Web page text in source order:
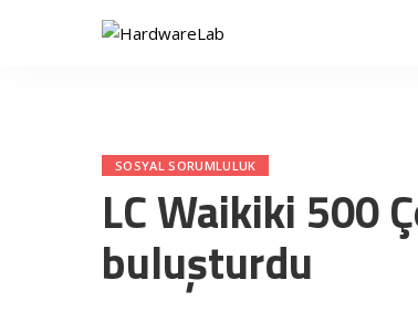
SOSYAL SORUMLULUK
LC Waikiki 500
buluşturdu